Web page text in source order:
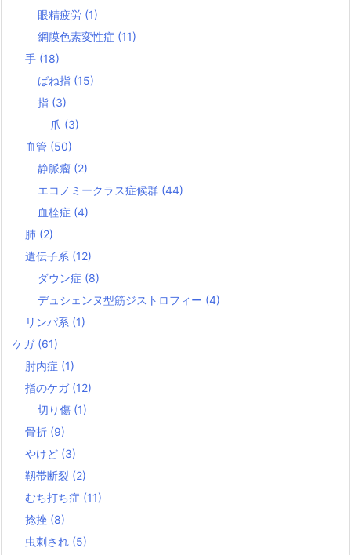
眼精疲労 (1)
網膜色素変性症 (11)
手 (18)
ばね指 (15)
指 (3)
爪 (3)
血管 (50)
静脈瘤 (2)
エコノミークラス症候群 (44)
血栓症 (4)
肺 (2)
遺伝子系 (12)
ダウン症 (8)
デュシェンヌ型筋ジストロフィー (4)
リンパ系 (1)
ケガ (61)
肘内症 (1)
指のケガ (12)
切り傷 (1)
骨折 (9)
やけど (3)
靱帯断裂 (2)
むち打ち症 (11)
捻挫 (8)
虫刺され (5)